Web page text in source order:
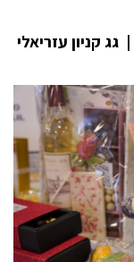
יום שני, 5 במאי | שעות: 16:00-21:00 | גג קניון עזריאלי